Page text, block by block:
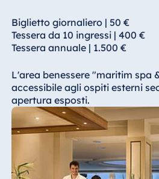
Biglietto giornaliero | 50 €
Tessera da 10 ingressi | 400 €
Tessera annuale | 1.500 €
L'area benessere "maritim spa
accessibile agli ospiti esterni
apertura esposti.